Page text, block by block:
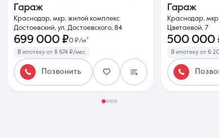
Гараж
Краснодар, мкр. жилой комплекс
Достоевский, ул. Достоевского, 84
699 000 ₽0 ₽/м²
В ипотеку от 8 674 ₽/мес
Позвонить
Гараж
Краснодар,
Цветаевой, 7
500 000
В ипотеку от 6